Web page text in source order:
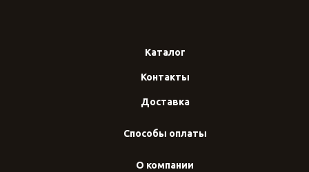
Каталог
Контакты
Доставка
Способы оплаты
О компании